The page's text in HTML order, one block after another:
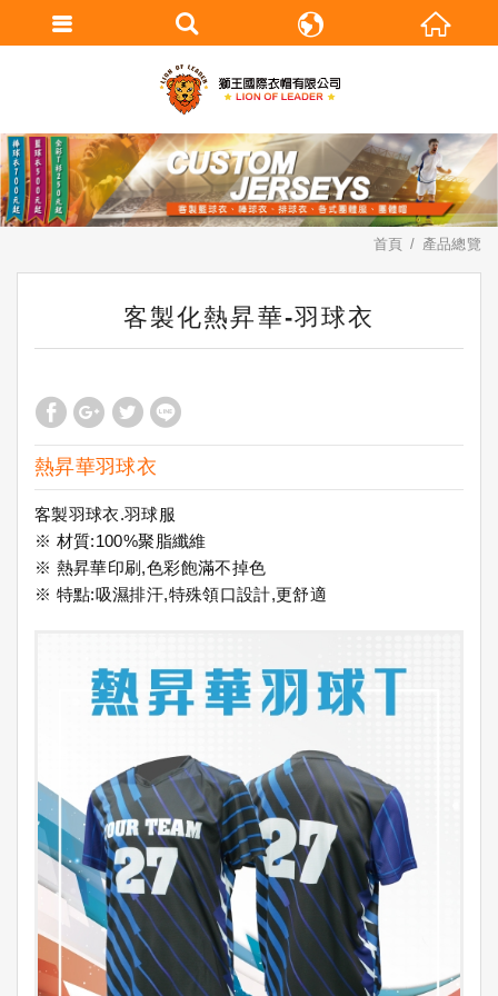
首頁 產品總覽
客製化熱昇華-羽球衣
熱昇華羽球衣
客製羽球衣.羽球服
※ 材質:100%聚脂纖維
※ 熱昇華印刷,色彩飽滿不掉色
※ 特點:吸濕排汗,特殊領口設計,更舒適